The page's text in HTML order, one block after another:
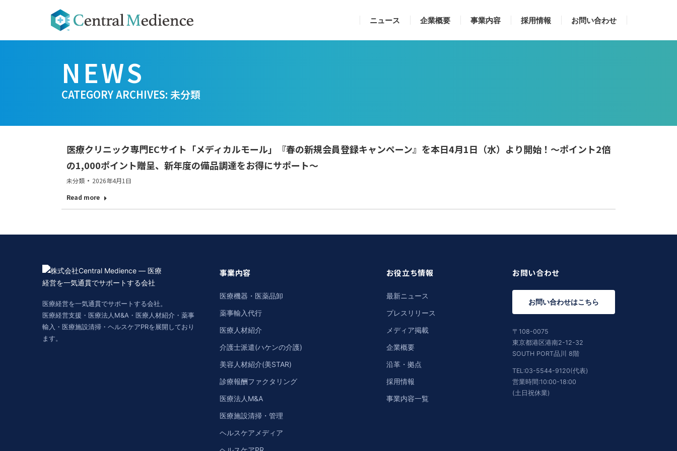
ニュース 企業概要 事業内容 採用情報 お問い合わせ
CATEGORY ARCHIVES: 未分類
医療クリニック専門ECサイト「メディカルモール」『春の新規会員登録キャンペーン』を本日4月1日（水）より開始！〜ポイント2倍
の1,000ポイント贈呈、新年度の備品調達をお得にサポート〜
未分類
2026年4月1日
Read more
医療経営を一気通貫でサポートする会社。
医療経営支援・医療法人M&A・医療人材紹介・薬事
輸入・医療施設清掃・ヘルスケアPRを展開しており
ます。
事業内容
医療機器・医薬品卸
薬事輸入代行
医療人材紹介
介護士派遣(ハケンの介護)
美容人材紹介(美STAR)
診療報酬ファクタリング
医療法人M&A
医療施設清掃・管理
ヘルスケアメディア
お役立ち情報
最新ニュース
プレスリリース
メディア掲載
企業概要
沿革・拠点
採用情報
事業内容一覧
お問い合わせ
お問い合わせはこちら
〒108-0075
東京都港区港南2-12-32
SOUTH PORT品川 8階
TEL:03-5544-9120(代表)
営業時間:10:00-18:00
(土日祝休業)